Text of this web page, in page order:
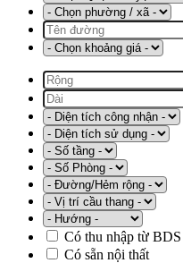
Có thu nhập từ BDS
Có sẵn nội thất